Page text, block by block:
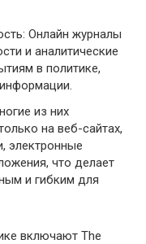
Онлайн журналы
и аналитические
в политике,
из них
на веб-сайтах,
электронные
что делает
и гибким для
включают The